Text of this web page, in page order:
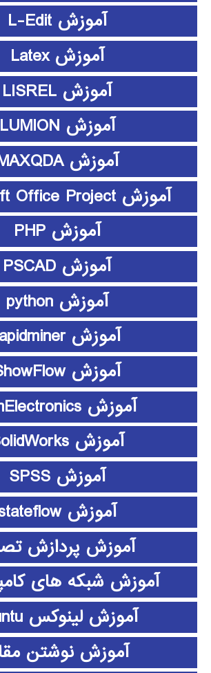
آموزش L-Edit
آموزش Latex
آموزش LISREL
آموزش LUMION
آموزش MAXQDA
آموزش Microsoft Office Project
آموزش PHP
آموزش PSCAD
آموزش python
آموزش rapidminer
آموزش ShowFlow
آموزش SimElectronics
آموزش SolidWorks
آموزش SPSS
آموزش stateflow
آموزش پردازش
آموزش شبکه های
آموزش لینوکس ubuntu
آموزش نوشتن